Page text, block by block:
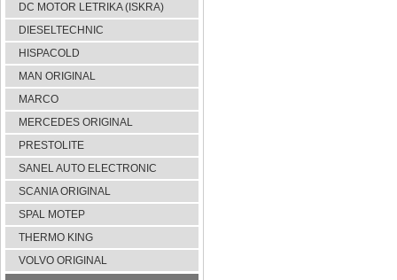
DC MOTOR LETRIKA (ISKRA)
DIESELTECHNIC
HISPACOLD
MAN ORIGINAL
MARCO
MERCEDES ORIGINAL
PRESTOLITE
SANEL AUTO ELECTRONIC
SCANIA ORIGINAL
SPAL ΜΟΤΕΡ
THERMO KING
VOLVO ORIGINAL